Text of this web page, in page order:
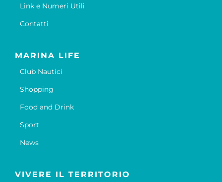
Link e Numeri Utili
Contatti
MARINA LIFE
Club Nautici
Shopping
Food and Drink
Sport
News
VIVERE IL TERRITORIO